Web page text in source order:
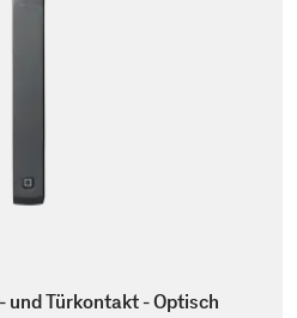
und Türkontakt - Optisch